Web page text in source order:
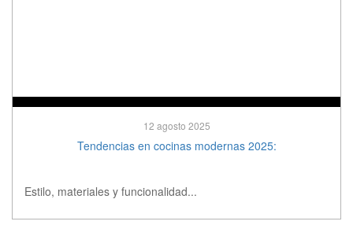
12 agosto 2025
Tendencias en cocinas modernas 2025:
Estilo, materiales y funcionalidad...